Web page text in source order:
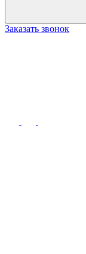
Заказать звонок